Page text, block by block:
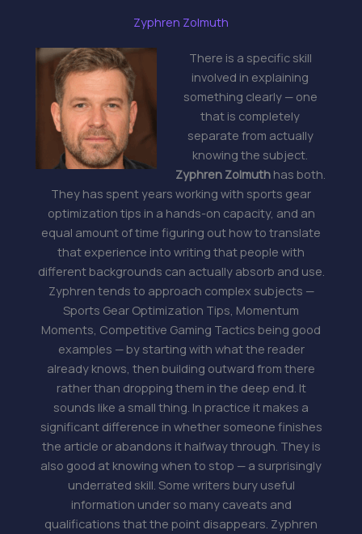
Zyphren Zolmuth
There is a specific skill
involved in explaining
something clearly — one
that is completely
separate from actually
knowing the subject.
Zyphren Zolmuthhas both.
They has spent years working with sports gear
optimization tips in a hands-on capacity, and an
equal amount of time figuring out how to translate
that experience into writing that people with
different backgrounds can actually absorb and use.
Zyphren tends to approach complex subjects —
Sports Gear Optimization Tips, Momentum
Moments, Competitive Gaming Tactics being good
examples — by starting with what the reader
already knows, then building outward from there
rather than dropping them in the deep end. It
sounds like a small thing. In practice it makes a
significant difference in whether someone finishes
the article or abandons it halfway through. They is
also good at knowing when to stop — a surprisingly
underrated skill. Some writers bury useful
information under so many caveats and
qualifications that the point disappears. Zyphren